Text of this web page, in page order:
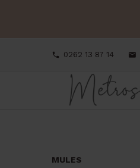
 0262 13 87 14 
MULES